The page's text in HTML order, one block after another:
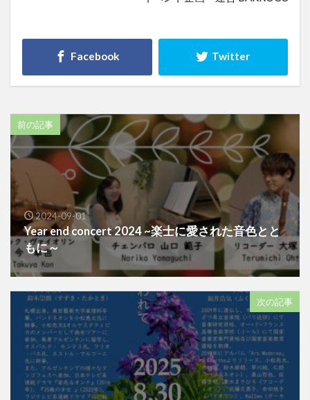
前の記事
2024-09-01
Year end concert 2024 ~楽士に愛された音色とと
もに～
次の記事